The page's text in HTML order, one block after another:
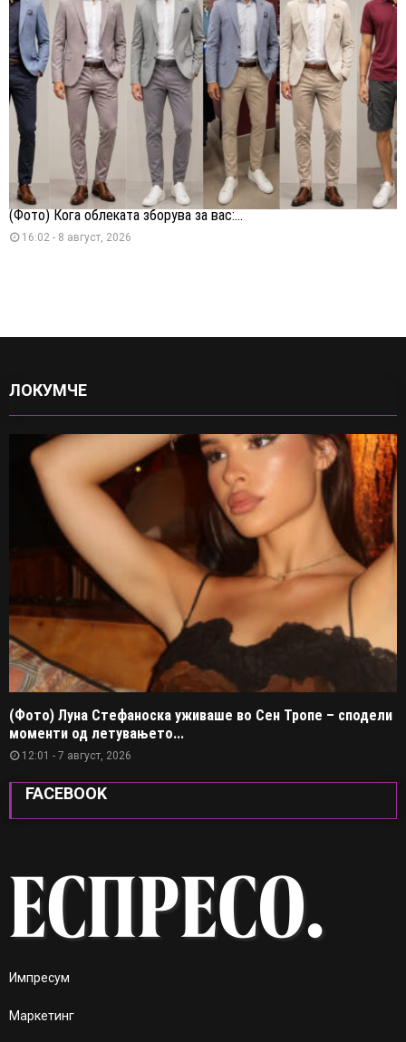
(Фото) Кога облеката зборува за вас:...
16:02 - 8 август, 2026
ЛОКУМЧЕ
(Фото) Луна Стефаноска уживаше во Сен Тропе – сподели
моменти од летувањето...
12:01 - 7 август, 2026
FACEBOOK
Импресум
Маркетинг